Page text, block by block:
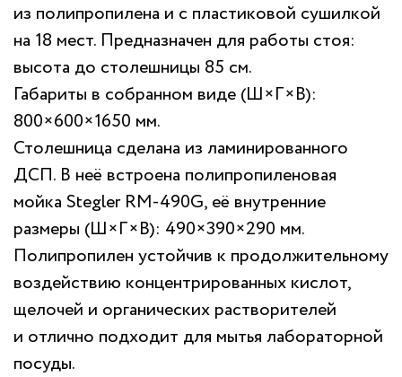
из полипропилена и с пластиковой сушилкой
на 18 мест. Предназначен для работы стоя:
высота до столешницы 85 см.
Габариты в собранном виде (Ш×Г×В):
800×600×1650 мм.
Столешница сделана из ламинированного
ДСП. В неё встроена полипропиленовая
мойка Stegler RM-490G, её внутренние
размеры (Ш×Г×В): 490×390×290 мм.
Полипропилен устойчив к продолжительному
воздействию концентрированных кислот,
щелочей и органических растворителей
и отлично подходит для мытья лабораторной
посуды.